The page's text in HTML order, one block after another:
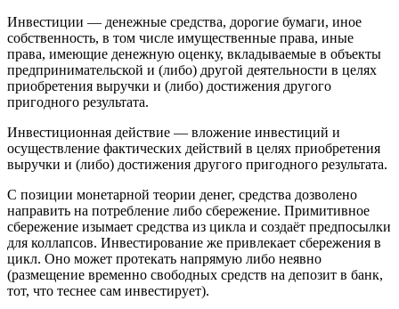
Инвестиции — денежные средства, дорогие бумаги, иное
собственность, в том числе имущественные права, иные
права, имеющие денежную оценку, вкладываемые в объекты
предпринимательской и (либо) другой деятельности в целях
приобретения выручки и (либо) достижения другого
пригодного результата.
Инвестиционная действие — вложение инвестиций и
осуществление фактических действий в целях приобретения
выручки и (либо) достижения другого пригодного результата.
С позиции монетарной теории денег, средства дозволено
направить на потребление либо сбережение. Примитивное
сбережение изымает средства из цикла и создаёт предпосылки
для коллапсов. Инвестирование же привлекает сбережения в
цикл. Оно может протекать напрямую либо неявно
(размещение временно свободных средств на депозит в банк,
тот, что теснее сам инвестирует).